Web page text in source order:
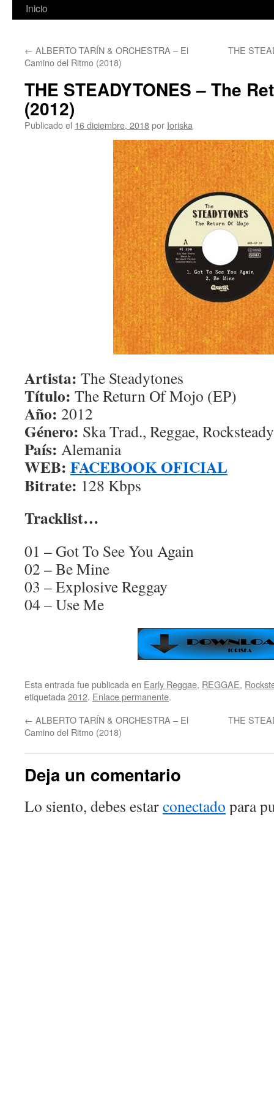
Inicio
← ALBERTO TARÍN & ORCHESTRA – El
Camino del Ritmo (2018)
THE
THE STEADYTONES – The
(2012)
Publicado el 16 diciembre, 2018por Ioriska
Artista: The Steadytones
Título: The Return Of Mojo (EP)
Año: 2012
Género: Ska Trad., Reggae, Rocksteady
País: Alemania
WEB: FACEBOOK OFICIAL
Bitrate: 128 Kbps
Tracklist…
01 – Got To See You Again
02 – Be Mine
03 – Explosive Reggay
04 – Use Me
Esta entrada fue publicada en Early Reggae, REGGAE,
etiquetada 2012. Enlace permanente.
← ALBERTO TARÍN & ORCHESTRA – El
Camino del Ritmo (2018)
THE
Deja un comentario
Lo siento, debes estarconectado para